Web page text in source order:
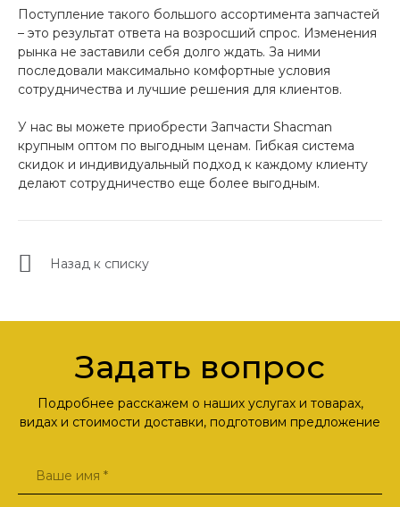
Поступление такого большого ассортимента запчастей
– это результат ответа на возросший спрос. Изменения
рынка не заставили себя долго ждать. За ними
последовали максимально комфортные условия
сотрудничества и лучшие решения для клиентов.
У нас вы можете приобрести Запчасти Shacman
крупным оптом по выгодным ценам. Гибкая система
скидок и индивидуальный подход к каждому клиенту
делают сотрудничество еще более выгодным.
Назад к списку
Задать вопрос
Подробнее расскажем о наших услугах и товарах,
видах и стоимости доставки, подготовим предложение